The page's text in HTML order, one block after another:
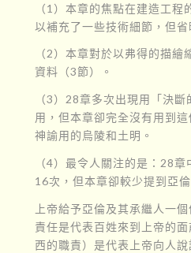
（1）本章的焦點在建造工
以補充了一些技術細節，但省
（2）本章對於以弗得的描繪
資料（3節）。
（3）28章多次出現用「決
用，但本章卻完全沒有用到
神諭用的烏陵和土明。
（4）最令人關注的是：28
16次，但本章卻較少提到亞
上帝給予亞倫及其承繼人一
責任是代表百姓來到上帝的
西的職責）是代表上帝向人